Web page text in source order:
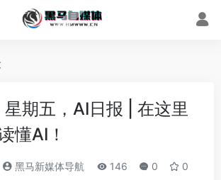
期五，AI日报 | 在这里
懂AI！
黑马新媒体导航 146 0 0